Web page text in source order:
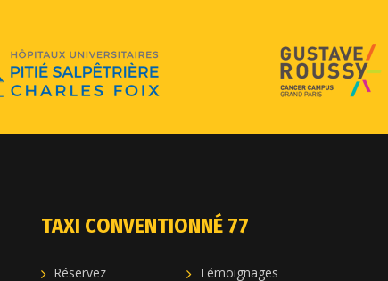
TAXI CONVENTIONNÉ 77
Réservez Témoignages